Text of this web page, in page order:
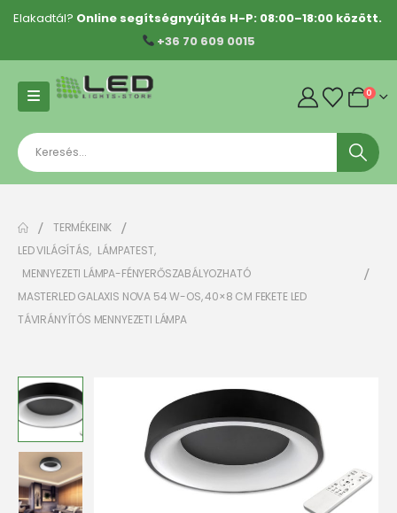
Elakadtál? Online segítségnyújtás H-P: 08:00–18:00 között.
+36 70 609 0015
0
TERMÉKEINK
LED VILÁGÍTÁS, LÁMPATEST,
MENNYEZETI LÁMPA-FÉNYERŐSZABÁLYOZHATÓ
MASTERLED GALAXIS NOVA 54 W-OS, 40×8 CM FEKETE LED
TÁVIRÁNYÍTÓS MENNYEZETI LÁMPA